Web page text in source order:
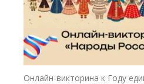
Онлайн-викторина к Году